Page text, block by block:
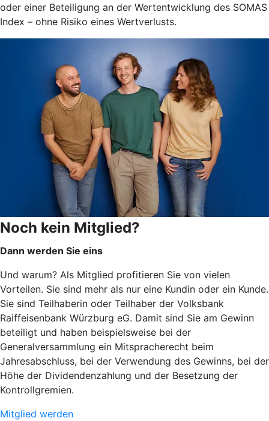
oder einer Beteiligung an der Wertentwicklung des SOMAS
Index – ohne Risiko eines Wertverlusts.
Noch kein Mitglied?
Dann werden Sie eins
Und warum? Als Mitglied profitieren Sie von vielen
Vorteilen. Sie sind mehr als nur eine Kundin oder ein Kunde.
Sie sind Teilhaberin oder Teilhaber der Volksbank
Raiffeisenbank Würzburg eG. Damit sind Sie am Gewinn
beteiligt und haben beispielsweise bei der
Generalversammlung ein Mitspracherecht beim
Jahresabschluss, bei der Verwendung des Gewinns, bei der
Höhe der Dividendenzahlung und der Besetzung der
Kontrollgremien.
Mitglied werden